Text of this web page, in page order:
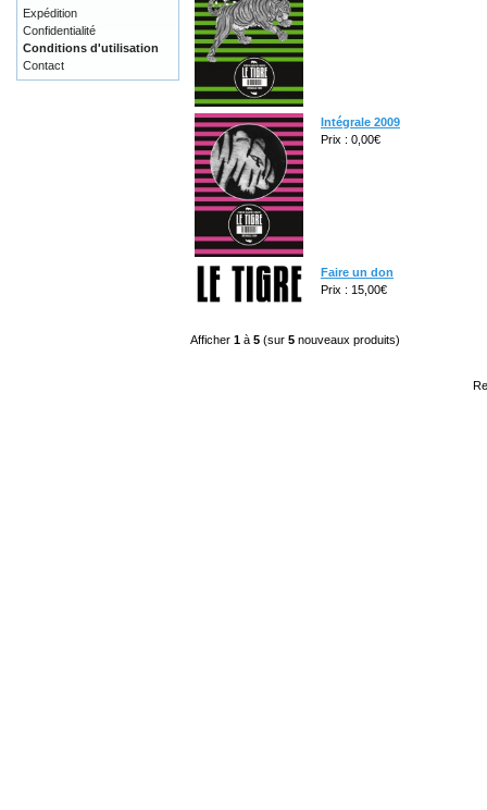
Intégrale 2009
Prix : 0,00€
Faire un don
Prix : 15,00€
Afficher 1 à 5 (sur 5 nouveaux produits)
Expédition
Confidentialité
Conditions d'utilisation
Contact